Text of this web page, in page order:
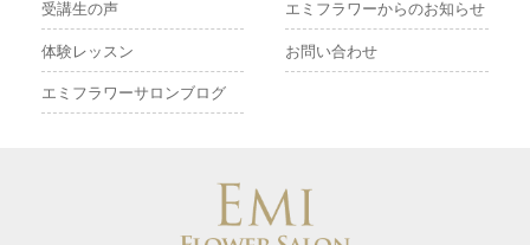
受講生の声 エミフラワーからのお知らせ
体験レッスン お問い合わせ
エミフラワーサロンブログ